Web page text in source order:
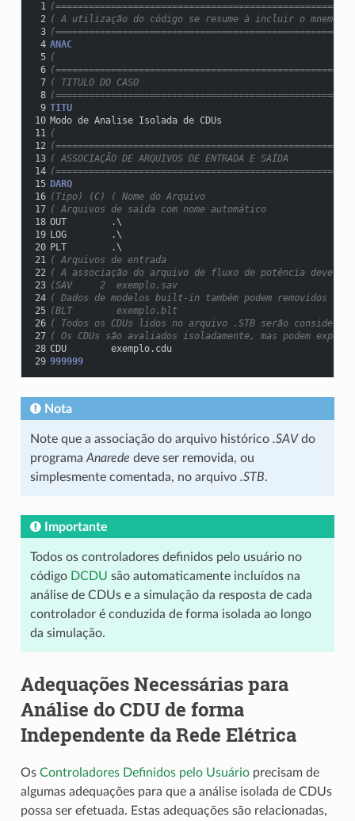
1
2 ( A utilização do código se resume à incluir o
3
4 ANAC
5 (
6
7 ( TITULO DO CASO
8
9 TITU
10 Modo de Analise Isolada de CDUs
11 (
12
13 ( ASSOCIAÇÃO DE ARQUIVOS DE ENTRADA E SAÍDA
14
15 DARQ
16 (Tipo) (C) ( Nome do Arquivo
17 ( Arquivos de saída com nome automático
18 OUT        .\
19 LOG        .\
20 PLT        .\
21 ( Arquivos de entrada
22 ( A associação do arquivo de fluxo de potência deve ser
23 (SAV     2  exemplo.sav
24 ( Dados de modelos built-in também podem removidos ou
25 (BLT        exemplo.blt
26 ( Todos os CDUs lidos no arquivo .STB serão
27 ( Os CDUs são avaliados isoladamente, mas podem
28 CDU        exemplo.cdu
29 999999
Nota
Note que a associação do arquivo histórico .SAVdo
programaAnarede deve ser removida, ou
simplesmente comentada, no arquivo .STB.
Importante
Todos os controladores definidos pelo usuário no
código DCDU são automaticamente incluídos na
análise de CDUs e a simulação da resposta de cada
controlador é conduzida de forma isolada ao longo
da simulação.
Adequações Necessárias para
Análise do CDU de forma
Independente da Rede Elétrica
Os Controladores Definidos pelo Usuárioprecisam de
algumas adequações para que a análise isolada de CDUs
possa ser efetuada. Estas adequações são relacionadas,